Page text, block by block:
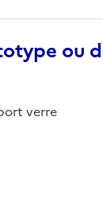
ou
verre